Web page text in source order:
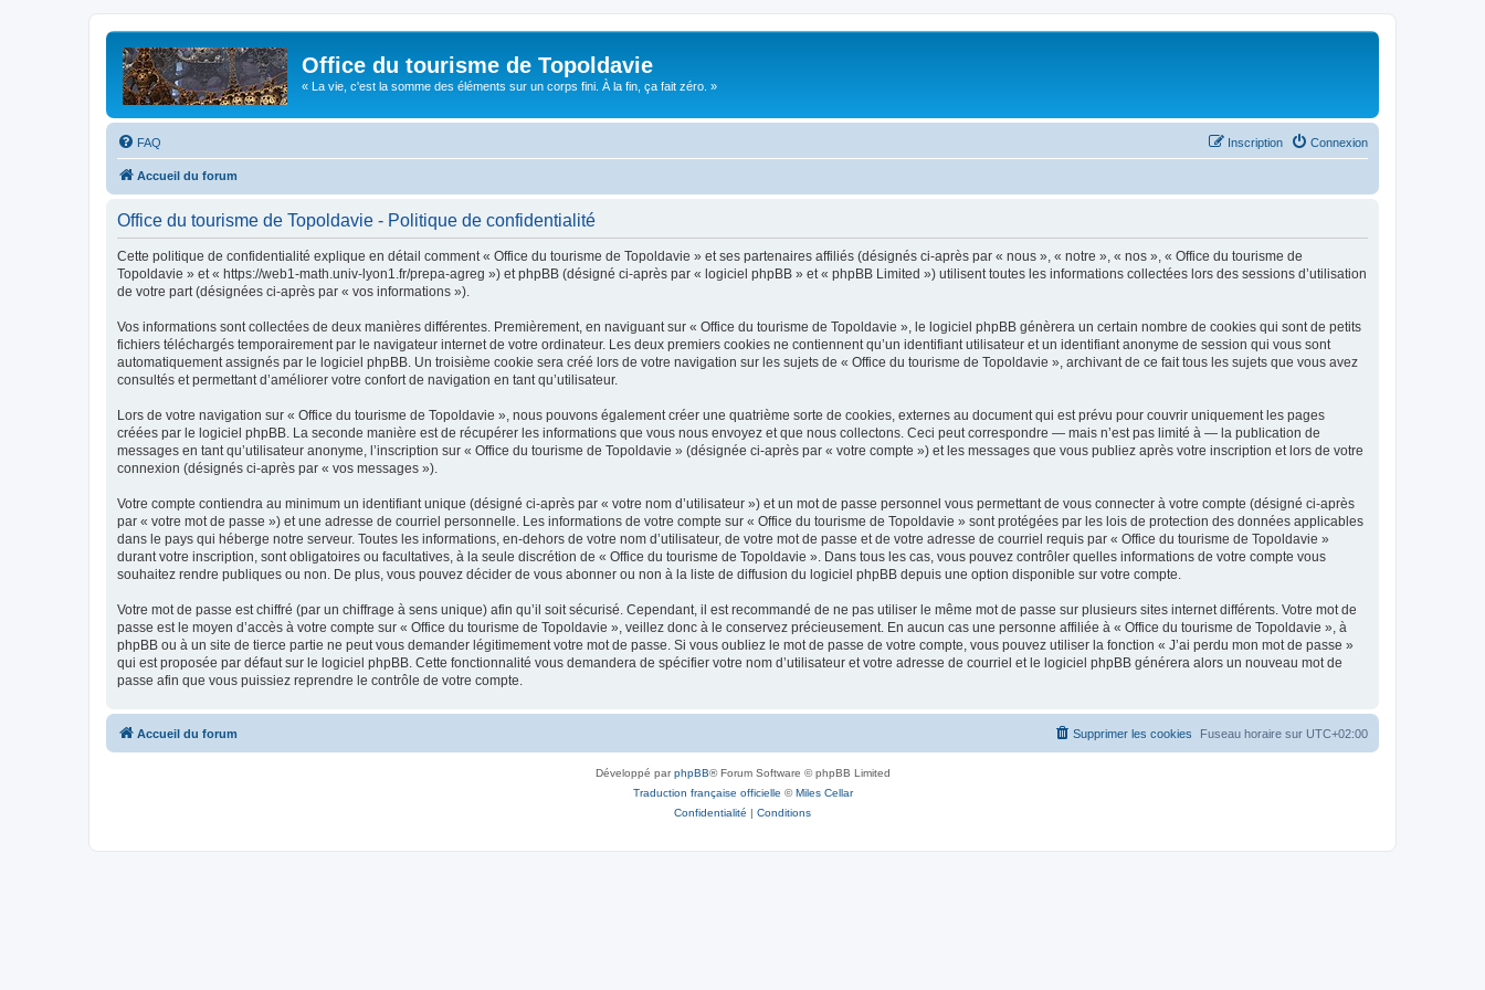
Office du tourisme de Topoldavie
« La vie, c'est la somme des éléments sur un corps fini. À la fin, ça fait zéro. »
FAQ Connexion
Inscription
Accueil du forum
Office du tourisme de Topoldavie - Politique de confidentialité
Cette politique de confidentialité explique en détail comment « Office du tourisme de Topoldavie » et ses partenaires affiliés (désignés ci-après par « nous », « notre », « nos », « Office du tourisme de
Topoldavie » et « https://web1-math.univ-lyon1.fr/prepa-agreg ») et phpBB (désigné ci-après par « logiciel phpBB » et « phpBB Limited ») utilisent toutes les informations collectées lors des sessions d’utilisation
de votre part (désignées ci-après par « vos informations »).
Vos informations sont collectées de deux manières différentes. Premièrement, en naviguant sur « Office du tourisme de Topoldavie », le logiciel phpBB génèrera un certain nombre de cookies qui sont de petits
fichiers téléchargés temporairement par le navigateur internet de votre ordinateur. Les deux premiers cookies ne contiennent qu’un identifiant utilisateur et un identifiant anonyme de session qui vous sont
automatiquement assignés par le logiciel phpBB. Un troisième cookie sera créé lors de votre navigation sur les sujets de « Office du tourisme de Topoldavie », archivant de ce fait tous les sujets que vous avez
consultés et permettant d’améliorer votre confort de navigation en tant qu’utilisateur.
Lors de votre navigation sur « Office du tourisme de Topoldavie », nous pouvons également créer une quatrième sorte de cookies, externes au document qui est prévu pour couvrir uniquement les pages
créées par le logiciel phpBB. La seconde manière est de récupérer les informations que vous nous envoyez et que nous collectons. Ceci peut correspondre — mais n’est pas limité à — la publication de
messages en tant qu’utilisateur anonyme, l’inscription sur « Office du tourisme de Topoldavie » (désignée ci-après par « votre compte ») et les messages que vous publiez après votre inscription et lors de votre
connexion (désignés ci-après par « vos messages »).
Votre compte contiendra au minimum un identifiant unique (désigné ci-après par « votre nom d’utilisateur ») et un mot de passe personnel vous permettant de vous connecter à votre compte (désigné ci-après
par « votre mot de passe ») et une adresse de courriel personnelle. Les informations de votre compte sur « Office du tourisme de Topoldavie » sont protégées par les lois de protection des données applicables
dans le pays qui héberge notre serveur. Toutes les informations, en-dehors de votre nom d’utilisateur, de votre mot de passe et de votre adresse de courriel requis par « Office du tourisme de Topoldavie »
durant votre inscription, sont obligatoires ou facultatives, à la seule discrétion de « Office du tourisme de Topoldavie ». Dans tous les cas, vous pouvez contrôler quelles informations de votre compte vous
souhaitez rendre publiques ou non. De plus, vous pouvez décider de vous abonner ou non à la liste de diffusion du logiciel phpBB depuis une option disponible sur votre compte.
Votre mot de passe est chiffré (par un chiffrage à sens unique) afin qu’il soit sécurisé. Cependant, il est recommandé de ne pas utiliser le même mot de passe sur plusieurs sites internet différents. Votre mot de
passe est le moyen d’accès à votre compte sur « Office du tourisme de Topoldavie », veillez donc à le conservez précieusement. En aucun cas une personne affiliée à « Office du tourisme de Topoldavie », à
phpBB ou à un site de tierce partie ne peut vous demander légitimement votre mot de passe. Si vous oubliez le mot de passe de votre compte, vous pouvez utiliser la fonction « J’ai perdu mon mot de passe »
qui est proposée par défaut sur le logiciel phpBB. Cette fonctionnalité vous demandera de spécifier votre nom d’utilisateur et votre adresse de courriel et le logiciel phpBB générera alors un nouveau mot de
passe afin que vous puissiez reprendre le contrôle de votre compte.
Accueil du forum Fuseau horaire sur UTC+02:00
Supprimer les cookies
Développé parphpBB® Forum Software © phpBB Limited
Traduction française officielle ©Miles Cellar
Confidentialité | Conditions